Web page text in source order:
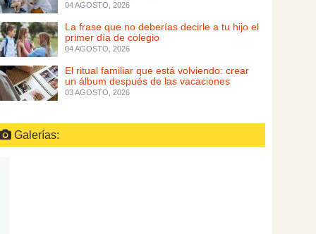
04 AGOSTO, 2026
La frase que no deberías decirle a tu hijo el
primer día de colegio
04 AGOSTO, 2026
El ritual familiar que está volviendo: crear
un álbum después de las vacaciones
03 AGOSTO, 2026
Galerías: